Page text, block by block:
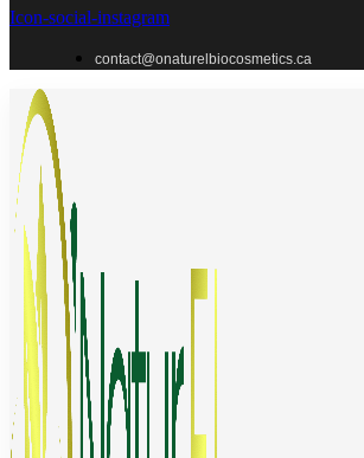
Icon-social-instagram
contact@onaturelbiocosmetics.ca